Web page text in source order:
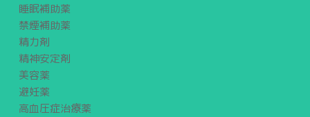
睡眠補助薬
禁煙補助薬
精力剤
精神安定剤
美容薬
避妊薬
高血圧症治療薬